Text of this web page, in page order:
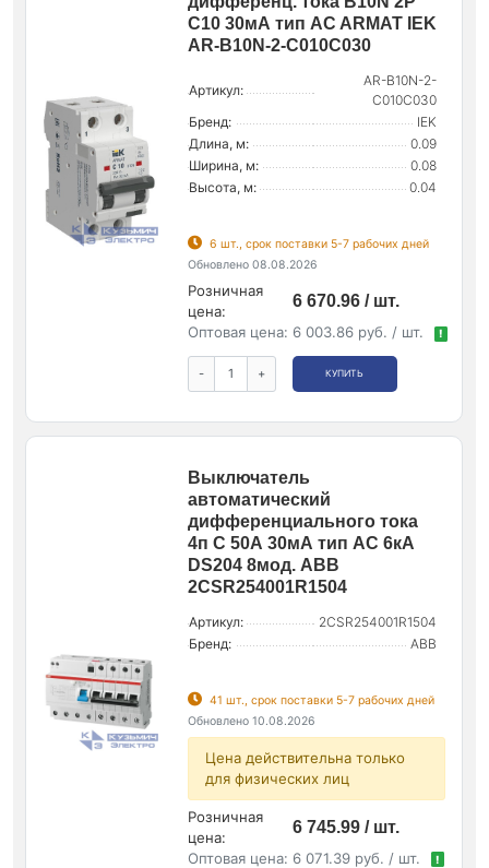
C10 30мА тип AC ARMAT IEK
AR-B10N-2-C010C030
Артикул:
AR-B10N-2-
C010C030
Бренд:
IEK
Длина, м:
0.09
Ширина, м:
0.08
Высота, м:
0.04
6 шт., срок поставки 5-7 рабочих дней
Обновлено 08.08.2026
Розничная
цена:
6 670.96 / шт.
Оптовая цена: 6 003.86 руб. / шт. !
- + КУПИТЬ
Выключатель
автоматический
дифференциального тока
4п C 50А 30мА тип AC 6кА
DS204 8мод. ABB
2CSR254001R1504
Артикул:
2CSR254001R1504
Бренд:
ABB
41 шт., срок поставки 5-7 рабочих дней
Обновлено 10.08.2026
Цена действительна только
для физических лиц
Розничная
цена:
6 745.99 / шт.
Оптовая цена: 6 071.39 руб. / шт. !